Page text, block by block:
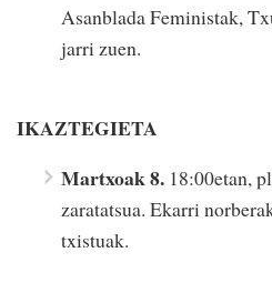
Asanblada Feministak,
jarri zuen.
IKAZTEGIETA
Martxoak 8. 18:00etan,
zaratatsua. Ekarri
txistuak.